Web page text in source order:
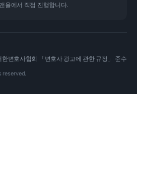
율에서 직접 진행합니다.
한변호사협회 「변호사 광고에 관한 규정」 준수